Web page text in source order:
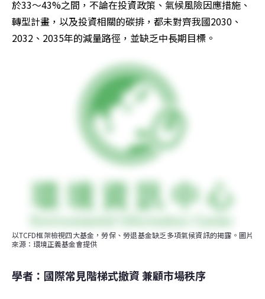
於33～43%之間，不論在投資政策、氣候風險因應措施、
轉型計畫，以及投資相關的碳排，都未對齊我國2030、
2032、2035年的減量路徑，並缺乏中長期目標。
以TCFD框架檢視四大基金，勞保、勞退基金缺乏多項氣候資訊的揭露。圖片
來源：環境正義基金會提供
學者：國際常見階梯式撤資 兼顧市場秩序